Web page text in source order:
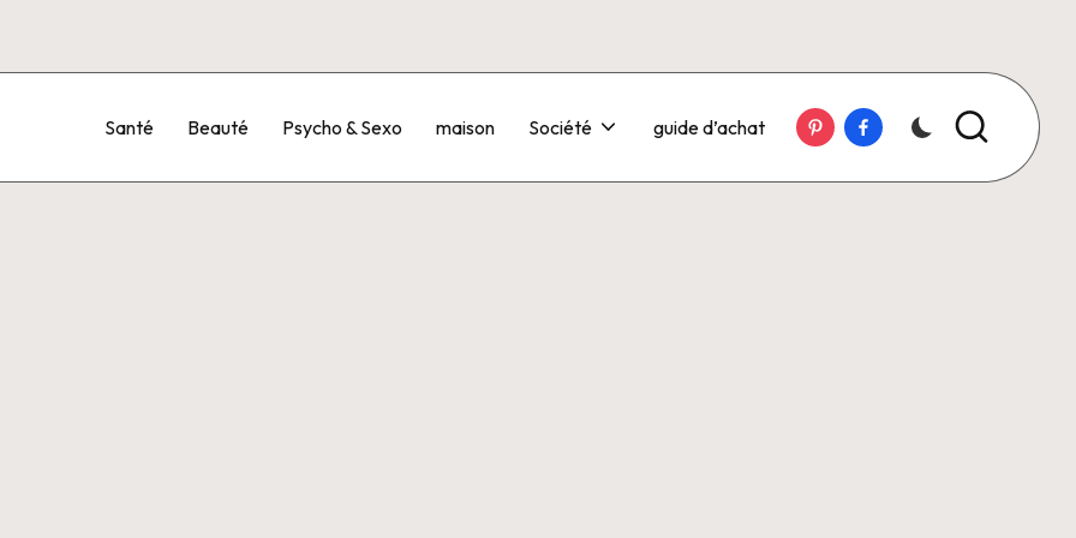
Santé Beauté Psycho & Sexo maison Société guide d’achat PinterestFacebook